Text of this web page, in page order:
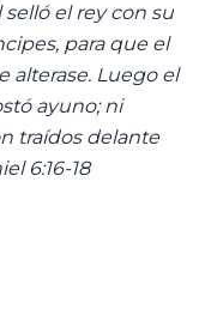
el rey con su
para que el
alterase. Luego el
ayuno; ni
traídos delante
‭6:16‭-‬18